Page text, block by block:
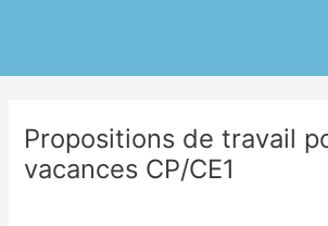
Propositions de travail
vacances CP/CE1